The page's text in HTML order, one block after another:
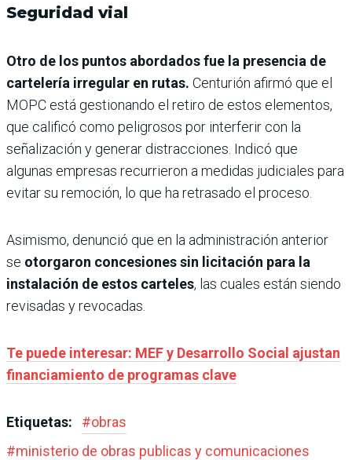
Seguridad vial
Otro de los puntos abordados fue la presencia de
cartelería irregular en rutas. Centurión afirmó que el
MOPC está gestionando el retiro de estos elementos,
que calificó como peligrosos por interferir con la
señalización y generar distracciones. Indicó que
algunas empresas recurrieron a medidas judiciales para
evitar su remoción, lo que ha retrasado el proceso.
Asimismo, denunció que en la administración anterior
se otorgaron concesiones sin licitación para la
instalación de estos carteles, las cuales están siendo
revisadas y revocadas.
Te puede interesar: MEF y Desarrollo Social ajustan
financiamiento de programas clave
Etiquetas: #obras
#ministerio de obras publicas y comunicaciones